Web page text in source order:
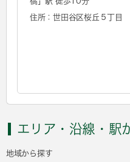
住所：世田谷区桜丘５丁目
エリア・沿線・駅
地域から探す